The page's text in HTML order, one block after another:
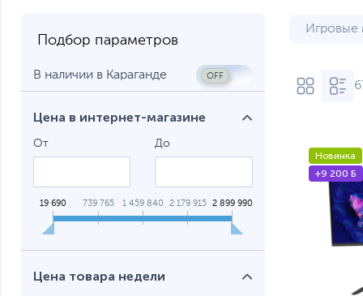
Подбор параметров
В наличии в Караганде
Цена в интернет-магазине
От До
19 690 739 765 1 459 840 2 179 915 2 899 990
Цена товара недели
Игровые
Новинка
+9 200 Б